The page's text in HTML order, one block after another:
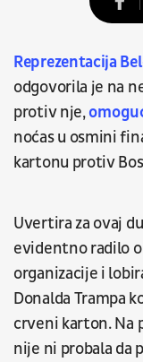
Reprezentacija
odgovorila je na
protiv nje,
noćas u osmini
kartonu protiv
Uvertira za ovaj
evidentno radilo
organizacije i
Donalda Trampa
crveni karton. Na
nije ni probala da